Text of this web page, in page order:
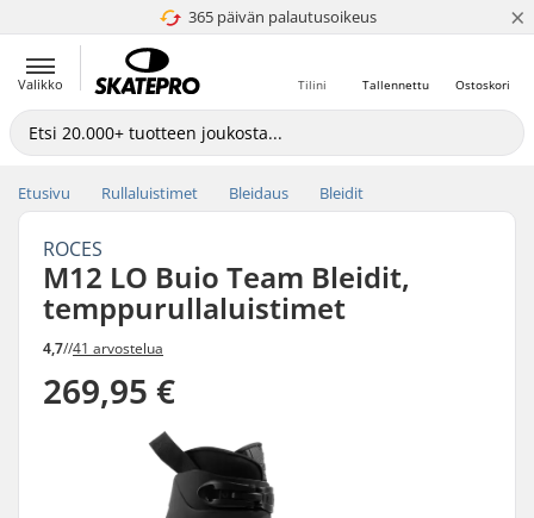
365 päivän palautusoikeus
4.8 / 5 ×
Valikko Ostoskori
Tallennettu
Tilini
Etusivu Rullaluistimet Bleidaus Bleidit
ROCES
M12 LO Buio Team Bleidit,
temppurullaluistimet
4,7//41 arvostelua
269,95 €